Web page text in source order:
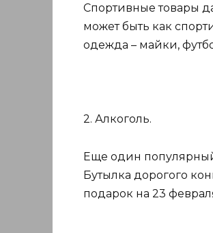
Спортивные товары
может быть как
одежда – майки,
2. Алкоголь.
Еще один
Бутылка дорогого
подарок на 23